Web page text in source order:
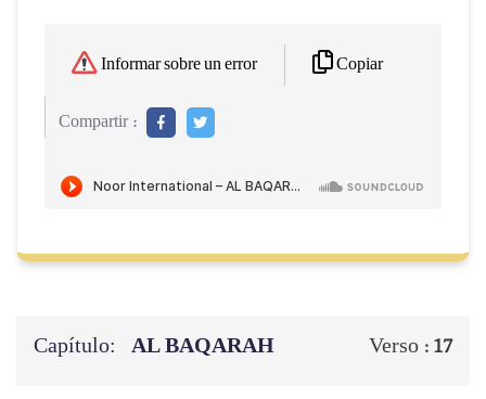
Informar sobre un error Copiar
Compartir :
Capítulo: AL BAQARAH Verso : 17